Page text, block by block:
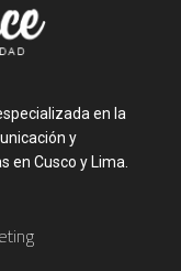
en la
y
en Cusco y Lima.